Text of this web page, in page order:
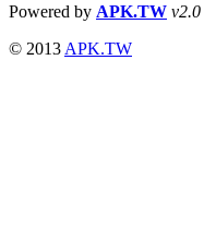
Powered by APK.TW v2.0
© 2013 APK.TW